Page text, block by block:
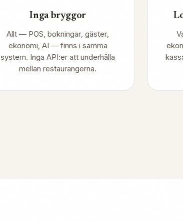
Inga bryggor
Allt — POS, bokningar, gäster,
ekonomi, AI — finns i samma
system. Inga API:er att underhålla
mellan restaurangerna.